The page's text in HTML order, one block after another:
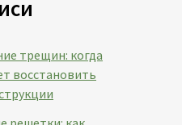
трещин: когда
восстановить